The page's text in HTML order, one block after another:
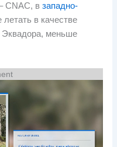
CNAC, взападно-
в качестве
Эквадора, меньше